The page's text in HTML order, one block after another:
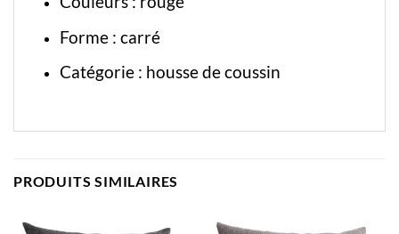
Forme : carré
Catégorie : housse de coussin
PRODUITS SIMILAIRES